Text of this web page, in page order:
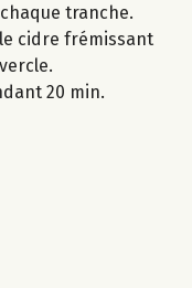
tranche.
cidre frémissant
20 min.